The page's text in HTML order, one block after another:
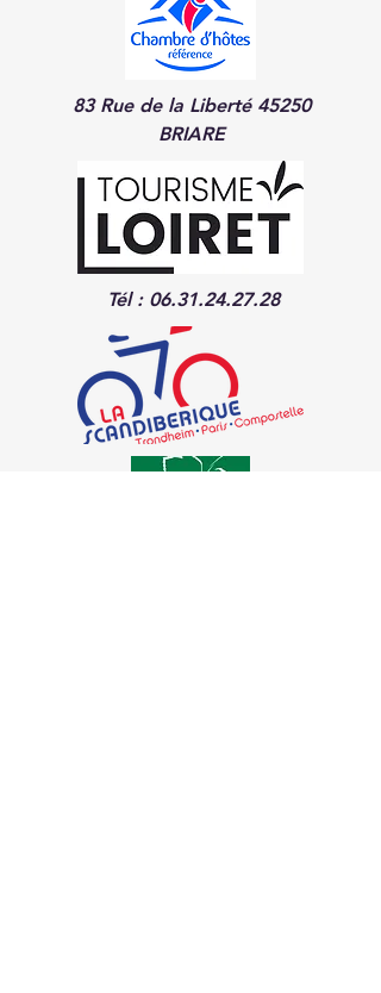
83 Rue de la Liberté 45250
BRIARE
Tél : 06.31.24.27.28